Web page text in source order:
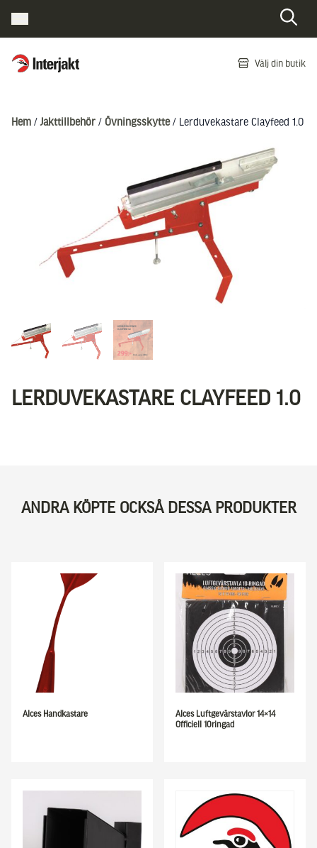
Interjakt SE Välj din butik
Hem / Jakttillbehör / Övningsskytte/ Lerduvekastare Clayfeed 1.0
LERDUVEKASTARE CLAYFEED 1.0
ANDRA KÖPTE OCKSÅ DESSA PRODUKTER
Alces Handkastare
Alces Luftgevärstavlor 14×14
Officiell 10ringad